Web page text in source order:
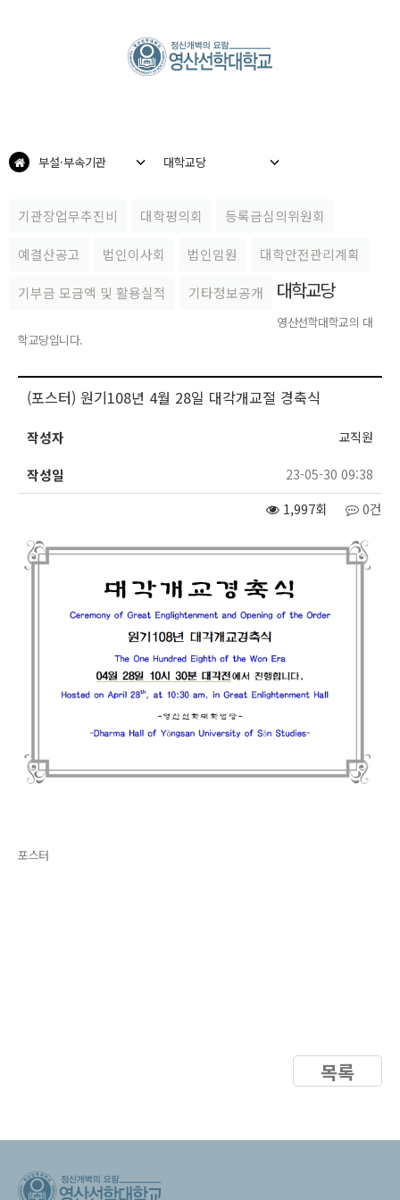
대학교당
부설·부속기관
기관장업무추진비 대학평의회 등록금심의위원회
예결산공고 법인이사회 법인임원 대학안전관리계획
기부금 모금액 및 활용실적 기타정보공개 대학교당
영산선학대학교의 대
학교당입니다.
(포스터) 원기108년 4월 28일 대각개교절 경축식
작성자 교직원
작성일 23-05-30 09:38
0건
1,997회
포스터
목록